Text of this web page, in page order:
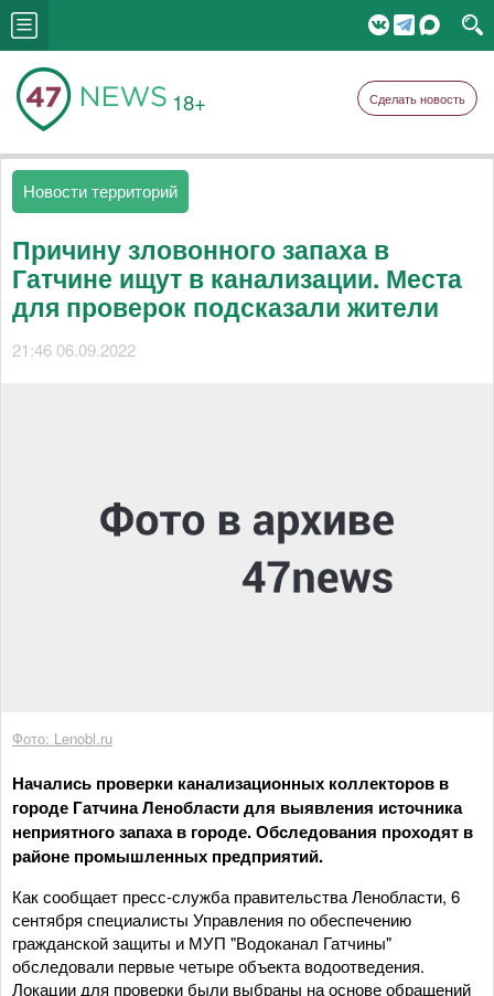
18+ Сделать новость
Новости территорий
Причину зловонного запаха в
Гатчине ищут в канализации. Места
для проверок подсказали жители
21:46 06.09.2022
Фото: Lenobl.ru
Начались проверки канализационных коллекторов в
городе Гатчина Ленобласти для выявления источника
неприятного запаха в городе. Обследования проходят в
районе промышленных предприятий.
Как сообщает пресс-служба правительства Ленобласти, 6
сентября специалисты Управления по обеспечению
гражданской защиты и МУП "Водоканал Гатчины"
обследовали первые четыре объекта водоотведения.
Локации для проверки были выбраны на основе обращений